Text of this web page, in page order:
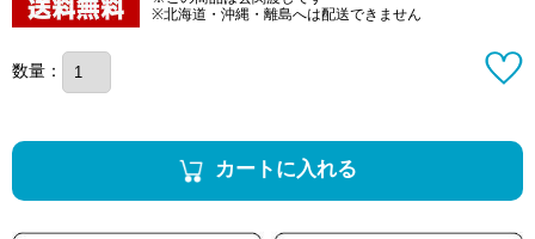
※北海道・沖縄・離島へは配送できません
数量：
カートに入れる